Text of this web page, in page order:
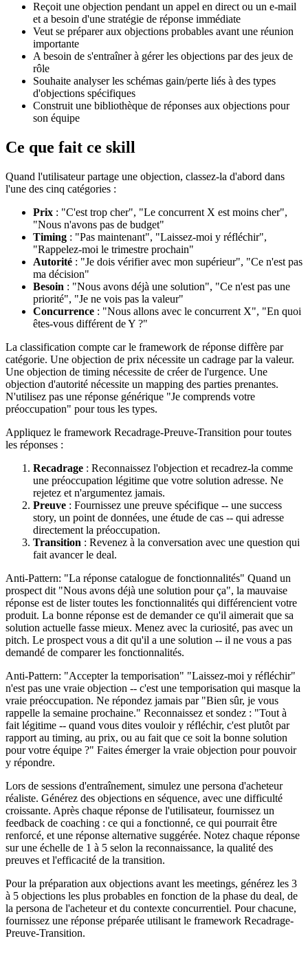
Reçoit une objection pendant un appel en direct ou un e-mail
et a besoin d'une stratégie de réponse immédiate
Veut se préparer aux objections probables avant une réunion
importante
A besoin de s'entraîner à gérer les objections par des jeux de
rôle
Souhaite analyser les schémas gain/perte liés à des types
d'objections spécifiques
Construit une bibliothèque de réponses aux objections pour
son équipe
Ce que fait ce skill
Quand l'utilisateur partage une objection, classez-la d'abord dans
l'une des cinq catégories :
Prix : "C'est trop cher", "Le concurrent X est moins cher",
"Nous n'avons pas de budget"
Timing : "Pas maintenant", "Laissez-moi y réfléchir",
"Rappelez-moi le trimestre prochain"
Autorité : "Je dois vérifier avec mon supérieur", "Ce n'est pas
ma décision"
Besoin : "Nous avons déjà une solution", "Ce n'est pas une
priorité", "Je ne vois pas la valeur"
Concurrence : "Nous allons avec le concurrent X", "En quoi
êtes-vous différent de Y ?"
La classification compte car le framework de réponse diffère par
catégorie. Une objection de prix nécessite un cadrage par la valeur.
Une objection de timing nécessite de créer de l'urgence. Une
objection d'autorité nécessite un mapping des parties prenantes.
N'utilisez pas une réponse générique "Je comprends votre
préoccupation" pour tous les types.
Appliquez le framework Recadrage-Preuve-Transition pour toutes
les réponses :
Recadrage : Reconnaissez l'objection et recadrez-la comme
une préoccupation légitime que votre solution adresse. Ne
rejetez et n'argumentez jamais.
Preuve : Fournissez une preuve spécifique -- une success
story, un point de données, une étude de cas -- qui adresse
directement la préoccupation.
Transition : Revenez à la conversation avec une question qui
fait avancer le deal.
Anti-Pattern: "La réponse catalogue de fonctionnalités" Quand un
prospect dit "Nous avons déjà une solution pour ça", la mauvaise
réponse est de lister toutes les fonctionnalités qui différencient votre
produit. La bonne réponse est de demander ce qu'il aimerait que sa
solution actuelle fasse mieux. Menez avec la curiosité, pas avec un
pitch. Le prospect vous a dit qu'il a une solution -- il ne vous a pas
demandé de comparer les fonctionnalités.
Anti-Pattern: "Accepter la temporisation" "Laissez-moi y réfléchir"
n'est pas une vraie objection -- c'est une temporisation qui masque la
vraie préoccupation. Ne répondez jamais par "Bien sûr, je vous
rappelle la semaine prochaine." Reconnaissez et sondez : "Tout à
fait légitime -- quand vous dites vouloir y réfléchir, c'est plutôt par
rapport au timing, au prix, ou au fait que ce soit la bonne solution
pour votre équipe ?" Faites émerger la vraie objection pour pouvoir
y répondre.
Lors de sessions d'entraînement, simulez une persona d'acheteur
réaliste. Générez des objections en séquence, avec une difficulté
croissante. Après chaque réponse de l'utilisateur, fournissez un
feedback de coaching : ce qui a fonctionné, ce qui pourrait être
renforcé, et une réponse alternative suggérée. Notez chaque réponse
sur une échelle de 1 à 5 selon la reconnaissance, la qualité des
preuves et l'efficacité de la transition.
Pour la préparation aux objections avant les meetings, générez les 3
à 5 objections les plus probables en fonction de la phase du deal, de
la persona de l'acheteur et du contexte concurrentiel. Pour chacune,
fournissez une réponse préparée utilisant le framework Recadrage-
Preuve-Transition.